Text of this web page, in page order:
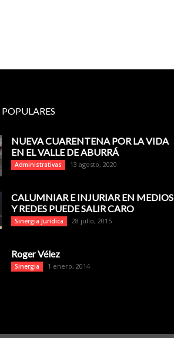
NUEVA CUARENTENA POR LA VIDA
EN EL VALLE DE ABURRÁ
Administrativas 13 agosto, 2020
CALUMNIAR E INJURIAR EN MEDIOS
Y REDES PUEDE SALIR CARO
Sinergia Jurídica 28 julio, 2015
Roger Vélez
Sinergia 1 enero, 2014